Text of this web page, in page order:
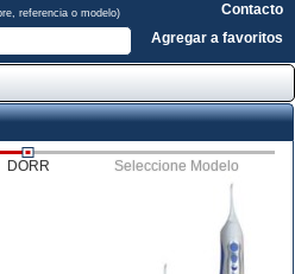
referencia o modelo)
Contacto
Agregar a favoritos
DORR Seleccione Modelo